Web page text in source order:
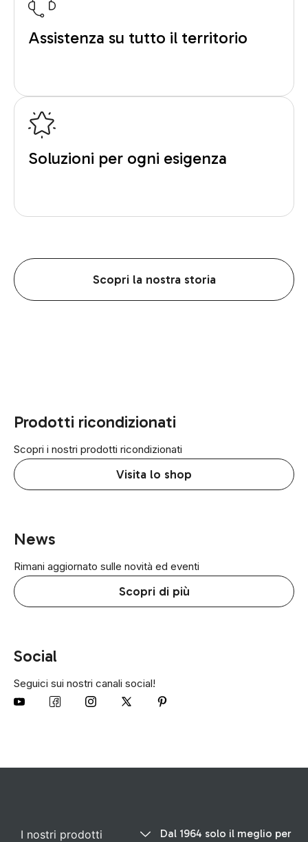
Assistenza su tutto il territorio
Soluzioni per ogni esigenza
Scopri la nostra storia
Prodotti ricondizionati
Scopri i nostri prodotti ricondizionati
Visita lo shop
News
Rimani aggiornato sulle novità ed eventi
Scopri di più
Social
Seguici sui nostri canali social!
Dal 1964 solo il meglio per
I nostri prodotti